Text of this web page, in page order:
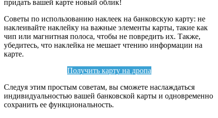
придать вашей карте новый облик!
Советы по использованию наклеек на банковскую карту: не
наклеивайте наклейку на важные элементы карты, такие как
чип или магнитная полоса, чтобы не повредить их. Также,
убедитесь, что наклейка не мешает чтению информации на
карте.
Получить карту на дропа
Следуя этим простым советам, вы сможете наслаждаться
индивидуальностью вашей банковской карты и одновременно
сохранить ее функциональность.